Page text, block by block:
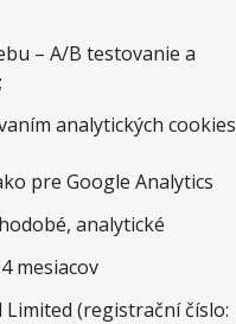
– A/B testovanie a
analytických cookies
pre Google Analytics
analytické
mesiacov
Limited (registrační číslo: